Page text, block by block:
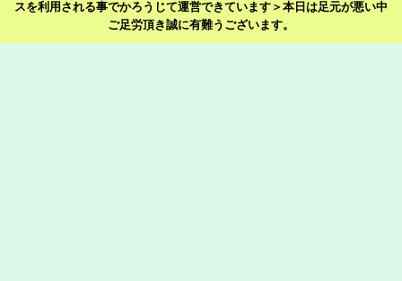
スを利用される事でかろうじて運営できています＞本日は足元が悪い中
ご足労頂き誠に有難うございます。